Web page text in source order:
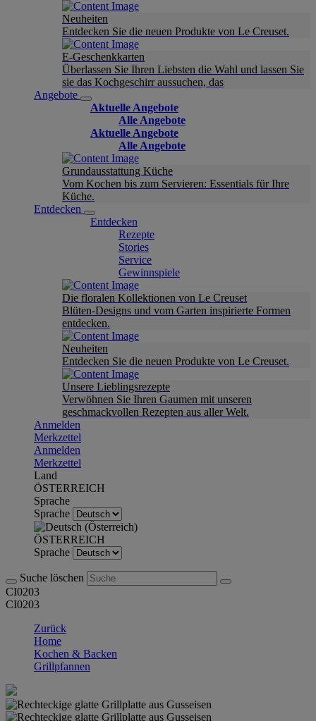
Neuheiten
Entdecken Sie die neuen Produkte von Le Creuset.
E-Geschenkkarten
Überlassen Sie Ihren Liebsten die Wahl und lassen Sie
sie das Kochgeschirr aussuchen, das
Angebote
Aktuelle Angebote
Alle Angebote
Aktuelle Angebote
Alle Angebote
Grundausstattung Küche
Vom Kochen bis zum Servieren: Essentials für Ihre
Küche.
Entdecken
Entdecken
Rezepte
Stories
Service
Gewinnspiele
Die floralen Kollektionen von Le Creuset
Blüten-Designs und vom Garten inspirierte Formen
entdecken.
Neuheiten
Entdecken Sie die neuen Produkte von Le Creuset.
Unsere Lieblingsrezepte
Verwöhnen Sie Ihren Gaumen mit unseren
geschmackvollen Rezepten aus aller Welt.
Anmelden
Merkzettel
Anmelden
Merkzettel
Land
ÖSTERREICH
Sprache
Sprache
ÖSTERREICH
Sprache
Suche löschen
CI0203
CI0203
Zurück
Home
Kochen & Backen
Grillpfannen